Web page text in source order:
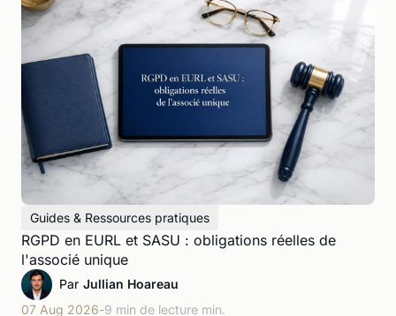
Guides & Ressources pratiques
RGPD en EURL et SASU : obligations réelles de
l'associé unique
Par Jullian Hoareau
07 Aug 2026-9 min de lecture